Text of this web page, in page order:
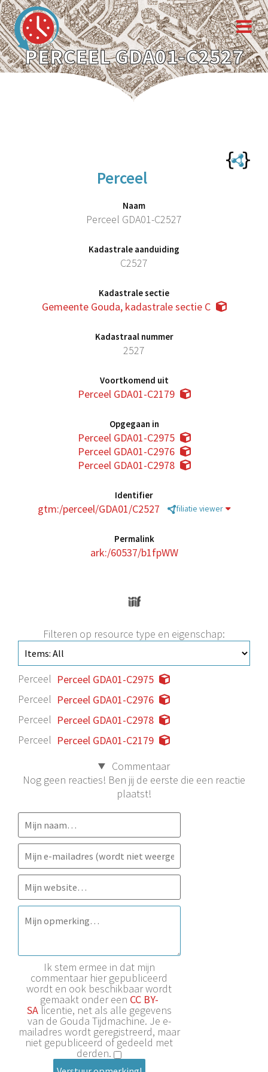
PERCEEL GDA01-C2527
Perceel
Naam
Perceel GDA01-C2527
Kadastrale aanduiding
C2527
Kadastrale sectie
Gemeente Gouda, kadastrale sectie C
Kadastraal nummer
2527
Voortkomend uit
Perceel GDA01-C2179
Opgegaan in
Perceel GDA01-C2975
Perceel GDA01-C2976
Perceel GDA01-C2978
Identifier
gtm:/perceel/GDA01/C2527 filiatie viewer
Permalink
ark:/60537/b1fpWW
Filteren op resource type en eigenschap:
Perceel Perceel GDA01-C2975
Perceel Perceel GDA01-C2976
Perceel Perceel GDA01-C2978
Perceel Perceel GDA01-C2179
Commentaar
Nog geen reacties! Ben jij de eerste die een reactie
plaatst!
Ik stem ermee in dat mijn
commentaar hier gepubliceerd
wordt en ook beschikbaar wordt
gemaakt onder een CC BY-
SAlicentie, net als alle gegevens
van de Gouda Tijdmachine. Je e-
mailadres wordt geregistreerd, maar
niet gepubliceerd of gedeeld met
derden.